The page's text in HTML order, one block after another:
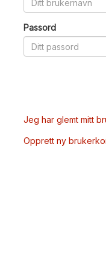
Passord
Jeg har glemt mitt
Opprett ny